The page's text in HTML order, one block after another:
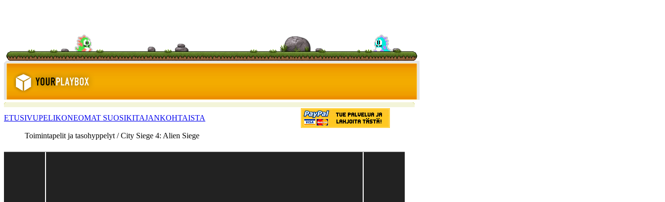
ETUSIVUPELIKONEOMAT SUOSIKITAJANKOHTAISTA
Toimintapelit ja tasohyppelyt / City Siege 4: Alien Siege